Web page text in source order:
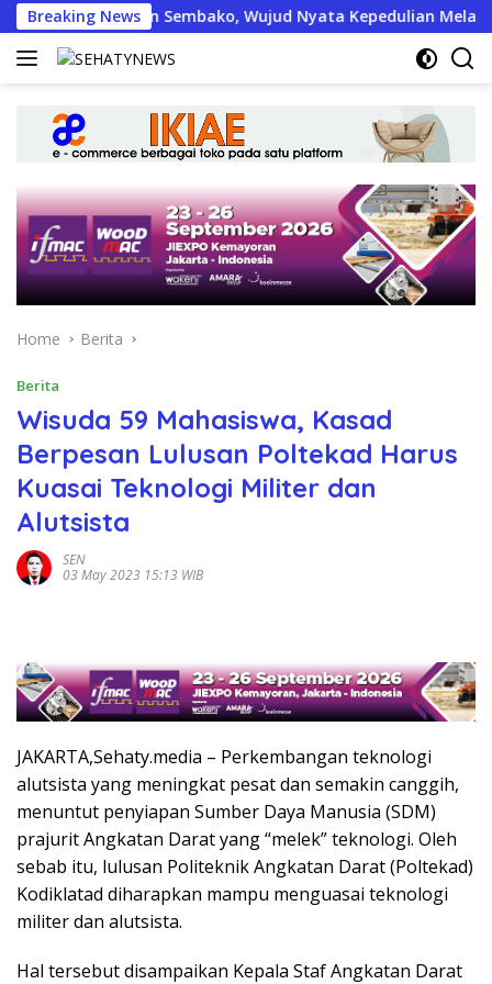
Skip
to
content
Breaking News
Bantuan Sembako, Wujud Nyata Kepedulian Melalui Dunia
Home Berita
Berita
Wisuda 59 Mahasiswa, Kasad
Berpesan Lulusan Poltekad Harus
Kuasai Teknologi Militer dan
Alutsista
SEN
03 May 2023 15:13 WIB
JAKARTA,Sehaty.media – Perkembangan teknologi
alutsista yang meningkat pesat dan semakin canggih,
menuntut penyiapan Sumber Daya Manusia (SDM)
prajurit Angkatan Darat yang “melek” teknologi. Oleh
sebab itu, lulusan Politeknik Angkatan Darat (Poltekad)
Kodiklatad diharapkan mampu menguasai teknologi
militer dan alutsista.
Hal tersebut disampaikan Kepala Staf Angkatan Darat